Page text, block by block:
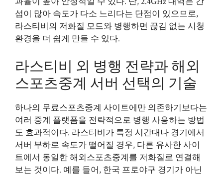
섭이 많아 속도가 다소 느리다는 단점이 있으므로,
라스티비의 저화질 모드와 병행하면 끊김 없는 시청
환경을 더 쉽게 만들 수 있다.
라스티비 외 병행 전략과 해외
스포츠중계 서버 선택의 기술
하나의 무료스포츠중계 사이트에만 의존하기보다는
여러 중계 플랫폼을 전략적으로 병행 사용하는 방법
도 효과적이다. 라스티비가 특정 시간대나 경기에서
서버 부하로 속도가 떨어질 경우, 다른 유사한 사이
트에서 동일한 해외스포츠중계를 저화질로 연결해
보는 것이다. 예를 들어, 한국 프로야구 경기가 아닌